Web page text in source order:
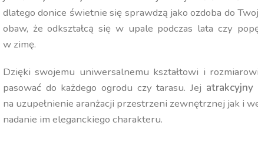
dlatego donice świetnie się sprawdzą jako ozdoba do
obaw, że odkształcą się w upale podczas lata czy
w zimę.
Dzięki swojemu uniwersalnemu kształtowi i
pasować do każdego ogrodu czy tarasu. Jej atrakcyjny
na uzupełnienie aranżacji przestrzeni zewnętrznej jak i
nadanie im eleganckiego charakteru.